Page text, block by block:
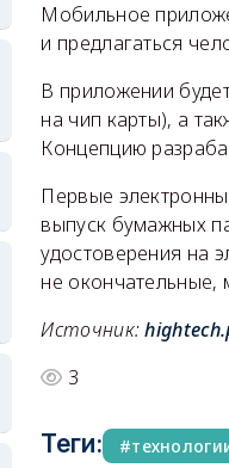
Мобильное
и предлагаться
В приложении
на чип карты), а
Концепцию
Первые
выпуск бумажных
удостоверения на
не окончательные,
Источник:
3
Теги: